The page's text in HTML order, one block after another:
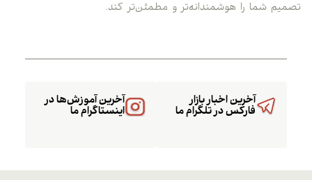
تصمیم شما را هوشمندانه‌تر و مطمئن‌تر کند.
آخرین آموزش‌ها در
اینستاگرام ما
آخرین اخبار بازار
فارکس در تلگرام ما